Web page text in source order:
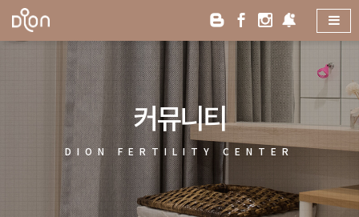
커뮤니티
DION FERTILITY CENTER